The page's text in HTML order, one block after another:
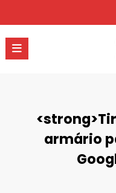
o
conteúdo
armário